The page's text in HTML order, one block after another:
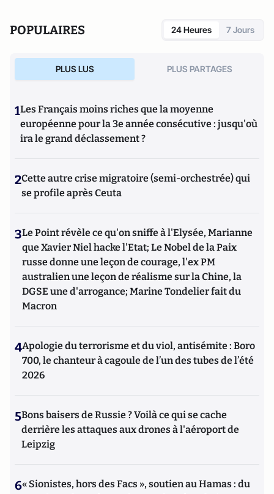
POPULAIRES 24 Heures 7 Jours
PLUS LUS PLUS PARTAGES
1Les Français moins riches que la moyenne
européenne pour la 3e année consécutive : jusqu'où
ira le grand déclassement ?
2Cette autre crise migratoire (semi-orchestrée) qui
se profile après Ceuta
3Le Point révèle ce qu'on sniffe à l'Elysée, Marianne
que Xavier Niel hacke l'Etat; Le Nobel de la Paix
russe donne une leçon de courage, l'ex PM
australien une leçon de réalisme sur la Chine, la
DGSE une d'arrogance; Marine Tondelier fait du
Macron
4Apologie du terrorisme et du viol, antisémite : Boro
700, le chanteur à cagoule de l’un des tubes de l’été
2026
5Bons baisers de Russie ? Voilà ce qui se cache
derrière les attaques aux drones à l'aéroport de
Leipzig
6« Sionistes, hors des Facs », soutien au Hamas : du